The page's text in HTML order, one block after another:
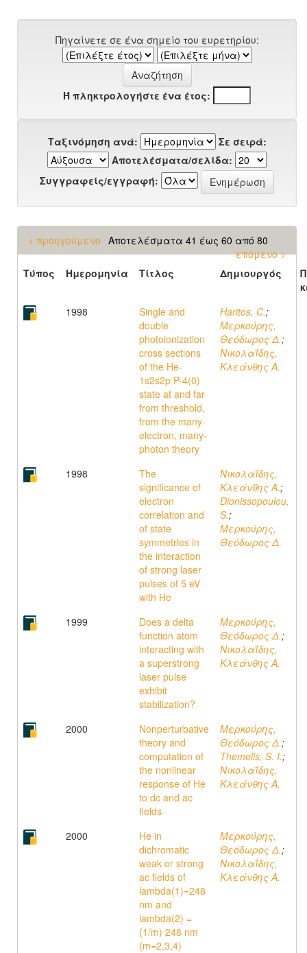
Πηγαίνετε σε ένα σημείο του ευρετηρίου:
Ή πληκτρολογήστε ένα έτος:
Ταξινόμηση ανά:
Σε σειρά:
Αποτελέσματα/σελίδα:
Συγγραφείς/εγγραφή:
Αποτελέσματα 41 έως 60 από 80
< προηγούμενο
επόμενο >
Τύπος
Ημερομηνία Τίτλος Δημιουργός
1998
Single and
double
photoionization
cross sections
of the He-
1s2s2p P-4(0)
state at and far
from threshold,
from the many-
electron, many-
photon theory
Haritos, C.;
Μερκούρης,
Θεόδωρος Δ.;
Νικολαΐδης,
Κλεάνθης A.
1998
The
significance of
electron
correlation and
of state
symmetries in
the interaction
of strong laser
pulses of 5 eV
with He
Νικολαΐδης,
Κλεάνθης A.;
Dionissopoulou,
S.;
Μερκούρης,
Θεόδωρος Δ.
1999
Does a delta
function atom
interacting with
a superstrong
laser pulse
exhibit
stabilization?
Μερκούρης,
Θεόδωρος Δ.;
Νικολαΐδης,
Κλεάνθης A.
2000
Nonperturbative
theory and
computation of
the nonlinear
response of He
to dc and ac
fields
Μερκούρης,
Θεόδωρος Δ.;
Themelis, S. I.;
Νικολαΐδης,
Κλεάνθης A.
2000
He in
dichromatic
weak or strong
ac fields of
lambda(1)=248
nm and
lambda(2) =
(1/m) 248 nm
(m=2,3,4)
Μερκούρης,
Θεόδωρος Δ.;
Νικολαΐδης,
Κλεάνθης A.